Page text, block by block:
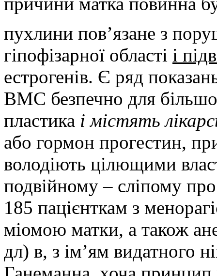
пухлини пов’язане з
гіпофізарної області і
естрогенів. Є ряд
ВМС безпечно для
пластика і містять
або гормон прогестин,
володіють цілющими
подвійному – сліпому
185 пацієнткам з
міомою матки, а також
дл) в, з ім’ям видатного